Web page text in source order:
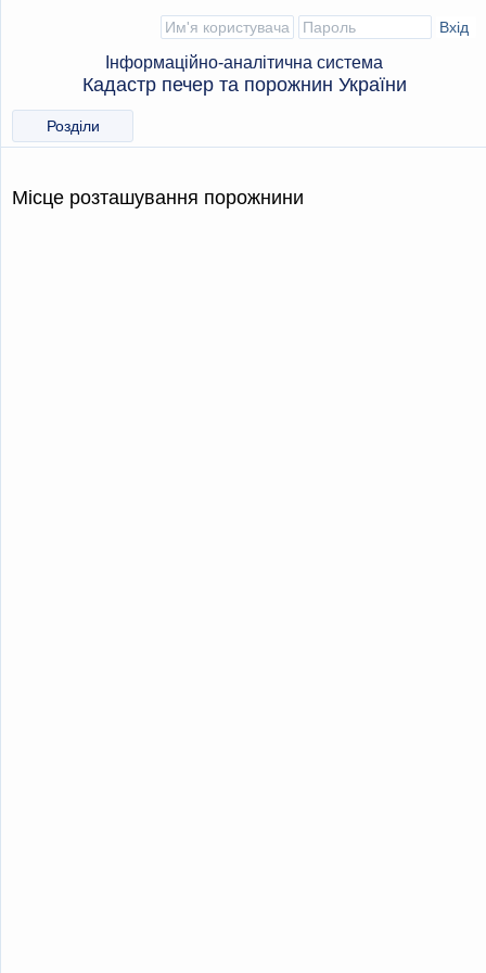
Інформаційно-аналітична система
Кадастр печер та порожнин України
Розділи
Місце розташування порожнини